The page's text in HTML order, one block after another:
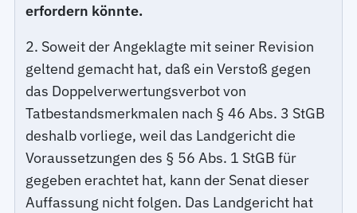
erfordern könnte.
2. Soweit der Angeklagte mit seiner Revision
geltend gemacht hat, daß ein Verstoß gegen
das Doppelverwertungsverbot von
Tatbestandsmerkmalen nach § 46 Abs. 3 StGB
deshalb vorliege, weil das Landgericht die
Voraussetzungen des § 56 Abs. 1 StGB für
gegeben erachtet hat, kann der Senat dieser
Auffassung nicht folgen. Das Landgericht hat